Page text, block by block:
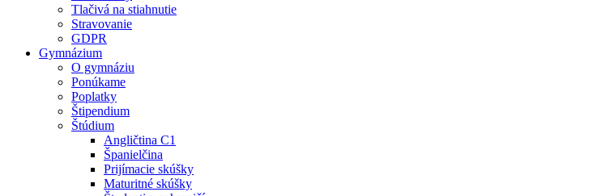
Tlačivá na stiahnutie
Stravovanie
GDPR
Gymnázium
O gymnáziu
Ponúkame
Poplatky
Štipendium
Štúdium
Angličtina C1
Španielčina
Prijímacie skúšky
Maturitné skúšky